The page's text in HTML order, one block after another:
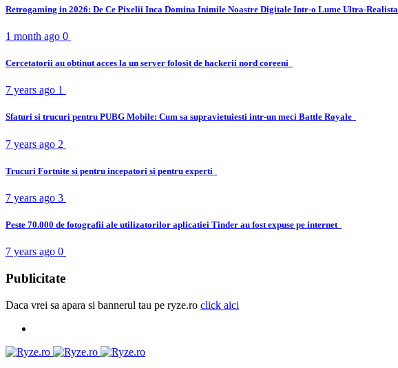
Retrogaming in 2026: De Ce Pixelii Inca Domina Inimile Noastre Digitale Intr-o Lume Ultra-Realista
1 month ago 0
Cercetatorii au obtinut acces la un server folosit de hackerii nord coreeni
7 years ago 1
Sfaturi si trucuri pentru PUBG Mobile: Cum sa supravietuiesti intr-un meci Battle Royale
7 years ago 2
Trucuri Fortnite si pentru incepatori si pentru experti
7 years ago 3
Peste 70.000 de fotografii ale utilizatorilor aplicatiei Tinder au fost expuse pe internet
7 years ago 0
Publicitate
Daca vrei sa apara si bannerul tau pe ryze.ro click aici